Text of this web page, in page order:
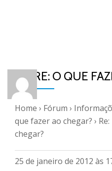
RE: RE: O QUE
Home › Fórum ›
que fazer ao chegar? ›
chegar?
25 de janeiro de 2012 às